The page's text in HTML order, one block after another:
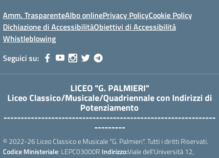
Amm. TrasparenteAlbo onlinePrivacy PolicyCookie Policy
Dichiazione di AccessibilitàObiettivi di Accessibilità
Whistleblowing
Seguici su:
LICEO "G. PALMIERI"
Liceo Classico/Musicale/Quadriennale con Indirizzi di
Potenziamento
--------------------------------------------------------------
---------
© 2022-26 Liceo Classico e Musicale "G. Palmieri". Tutti i diritti Riservati.
Codice Ministeriale: LEPC03000R Indirizzo:Viale dell'Università 12,